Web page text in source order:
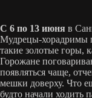
С 6 по 13 июня в
Мудрецы-хорадримы
такие золотые горы,
Горожане
появляться чаще,
мешки доверху. Что
будто начали